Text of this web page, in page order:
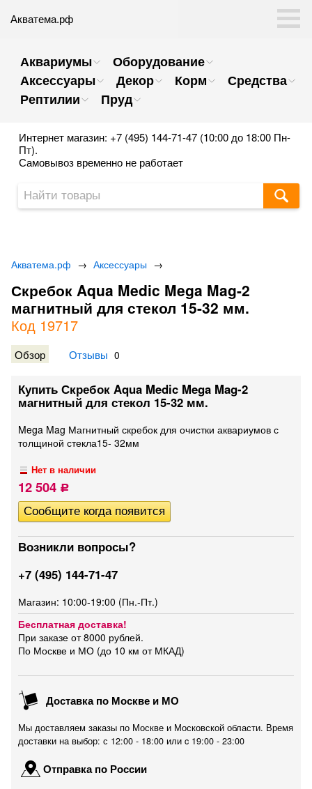
Акватема.рф
Аквариумы
Оборудование
Аксессуары
Декор Корм
Средства
Рептилии
Пруд
Интернет магазин: +7 (495) 144-71-47 (10:00 до 18:00 Пн-
Пт).
Самовывоз временно не работает
Акватема.рф → Аксессуары →
Скребок Aqua Medic Mega Mag-2
магнитный для стекол 15-32 мм.
Код 19717
Обзор Отзывы 0
Купить Скребок Aqua Medic Mega Mag-2
магнитный для стекол 15-32 мм.
Mega Mag Магнитный скребок для очистки аквариумов с
толщиной стекла15- 32мм
Нет в наличии
12 504 Р
Возникли вопросы?
+7 (495) 144-71-47
Магазин: 10:00-19:00 (Пн.-Пт.)
Бесплатная доставка!
При заказе от 8000 рублей.
По Москве и МО (до 10 км от МКАД)
Доставка по Москве и МО
Мы доставляем заказы по Москве и Московской области. Время
доставки на выбор: с 12:00 - 18:00 или c 19:00 - 23:00
Отправка по России